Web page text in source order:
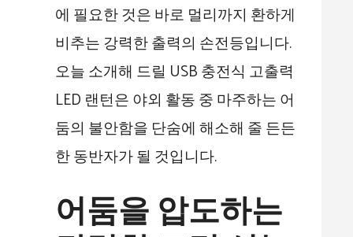
에 필요한 것은 바로 멀리까지 환하게
비추는 강력한 출력의 손전등입니다.
오늘 소개해 드릴 USB 충전식 고출력
LED 랜턴은 야외 활동 중 마주하는 어
둠의 불안함을 단숨에 해소해 줄 든든
한 동반자가 될 것입니다.
어둠을 압도하는